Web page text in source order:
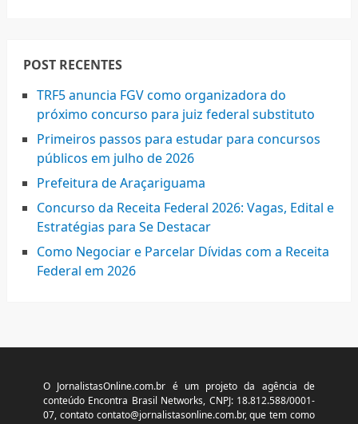
POST RECENTES
TRF5 anuncia FGV como organizadora do
próximo concurso para juiz federal substituto
Primeiros passos para estudar para concursos
públicos em julho de 2026
Prefeitura de Araçariguama
Concurso da Receita Federal 2026: Vagas, Edital e
Estratégias para Se Destacar
Como Negociar e Parcelar Dívidas com a Receita
Federal em 2026
O JornalistasOnline.com.br é um projeto da agência de
conteúdo Encontra Brasil Networks, CNPJ: 18.812.588/0001-
07, contato contato@jornalistasonline.com.br, que tem como